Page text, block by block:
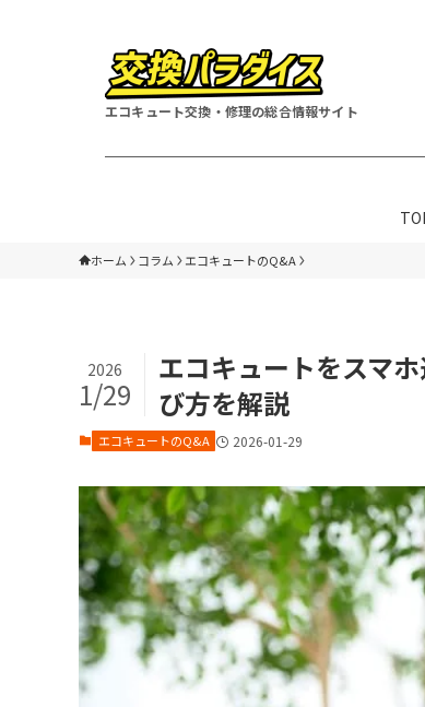
エコキュート交換・修理の総合情報サイト
ホーム コラム エコキュートのQ&A
エコキュートをスマ
び方を解説
2026
1/29
エコキュートのQ&A 2026-01-29